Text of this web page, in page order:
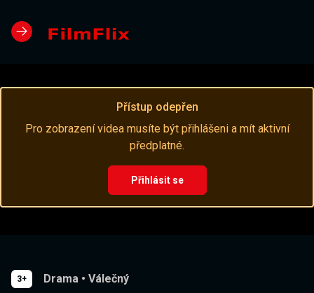
Přístup odepřen
Pro zobrazení videa musíte být přihlášeni a mít aktivní
předplatné.
Přihlásit se
3+ Drama • Válečný